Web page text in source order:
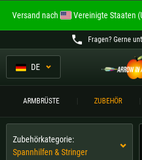
DE
ARMBRÜSTE ZUBEHÖR
Zubehörkategorie:
Spannhilfen & Stringer
ARROW
Die besten
Bitte wählen Sie
Englisch
Deutsch (AT)
Versand nach Vereinigte Staaten
Fragen? Gerne